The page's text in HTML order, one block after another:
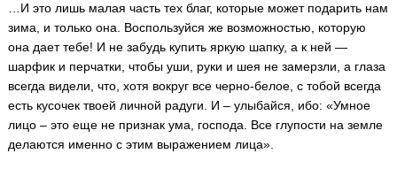
…И это лишь малая часть тех благ, которые может подарить нам
зима, и только она. Воспользуйся же возможностью, которую
она дает тебе! И не забудь купить яркую шапку, а к ней —
шарфик и перчатки, чтобы уши, руки и шея не замерзли, а глаза
всегда видели, что, хотя вокруг все черно-белое, с тобой всегда
есть кусочек твоей личной радуги. И – улыбайся, ибо: «Умное
лицо – это еще не признак ума, господа. Все глупости на земле
делаются именно с этим выражением лица».